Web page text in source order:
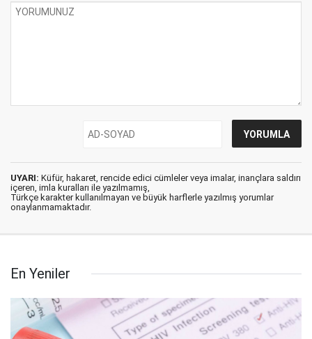
UYARI: Küfür, hakaret, rencide edici cümleler veya imalar, inançlara saldırı
içeren, imla kuralları ile yazılmamış,
Türkçe karakter kullanılmayan ve büyük harflerle yazılmış yorumlar
onaylanmamaktadır.
En Yeniler